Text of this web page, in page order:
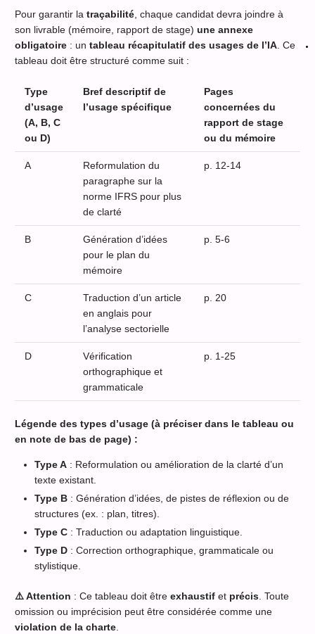
Pour garantir la traçabilité , chaque candidat devra joindre à
son livrable (mémoire, rapport de stage) une annexe
obligatoire : un tableau récapitulatif des usages de l’IA . Ce
tableau doit être structuré comme suit :
Type
d’usage
(A, B, C
ou D)
Bref descriptif de
l’usage spécifique
Pages
concernées du
rapport de stage
ou du mémoire
A
Reformulation du
paragraphe sur la
norme IFRS pour plus
de clarté
p. 12-14
B
Génération d’idées
pour le plan du
mémoire
p. 5-6
C
Traduction d’un article
en anglais pour
l’analyse sectorielle
p. 20
D
Vérification
orthographique et
grammaticale
p. 1-25
Légende des types d’usage (à préciser dans le tableau ou
en note de bas de page) :
Type A : Reformulation ou amélioration de la clarté d’un
texte existant.
Type B : Génération d’idées, de pistes de réflexion ou de
structures (ex. : plan, titres).
Type C : Traduction ou adaptation linguistique.
Type D : Correction orthographique, grammaticale ou
stylistique.
⚠️ Attention : Ce tableau doit être exhaustif et précis. Toute
omission ou imprécision peut être considérée comme une
violation de la charte.